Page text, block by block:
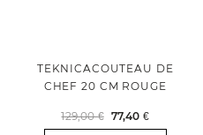
TEKNICACOUTEAU DE
CHEF 20 CM ROUGE
129,00 € 77,40 €